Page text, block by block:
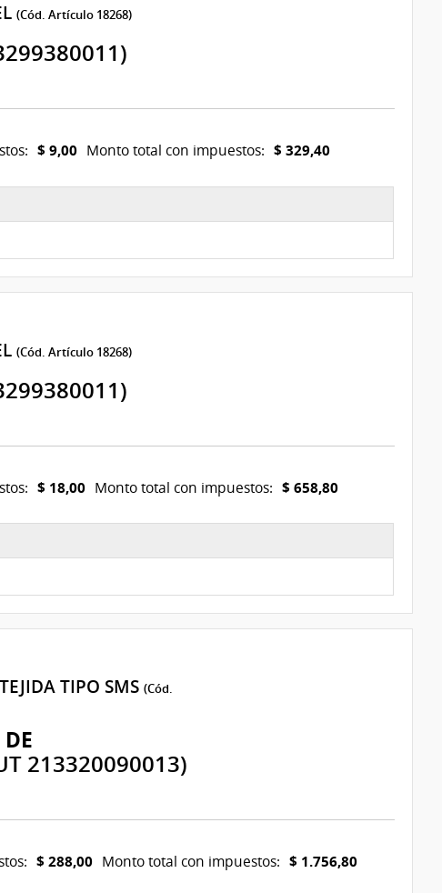
(Cód. Artículo 18268)
$ 9,00 Monto total con impuestos: $ 329,40
(Cód. Artículo 18268)
$ 18,00 Monto total con impuestos: $ 658,80
TIPO SMS (Cód.
213320090013)
$ 288,00 Monto total con impuestos: $ 1.756,80